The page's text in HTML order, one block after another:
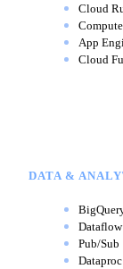
Cloud
App
Cloud
DATA &
Dataflow
Pub/Sub
Dataproc